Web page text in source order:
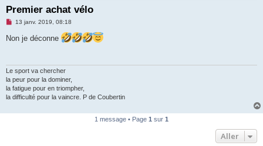
Premier achat vélo
M
s
n
o
n
l
u
13 janv. 2019, 08:18
Non je déconne
Le sport va chercher
la peur pour la dominer,
la fatigue pour en triompher,
la difficulté pour la vaincre. P de Coubertin
1 message • Page 1 sur 1
Aller